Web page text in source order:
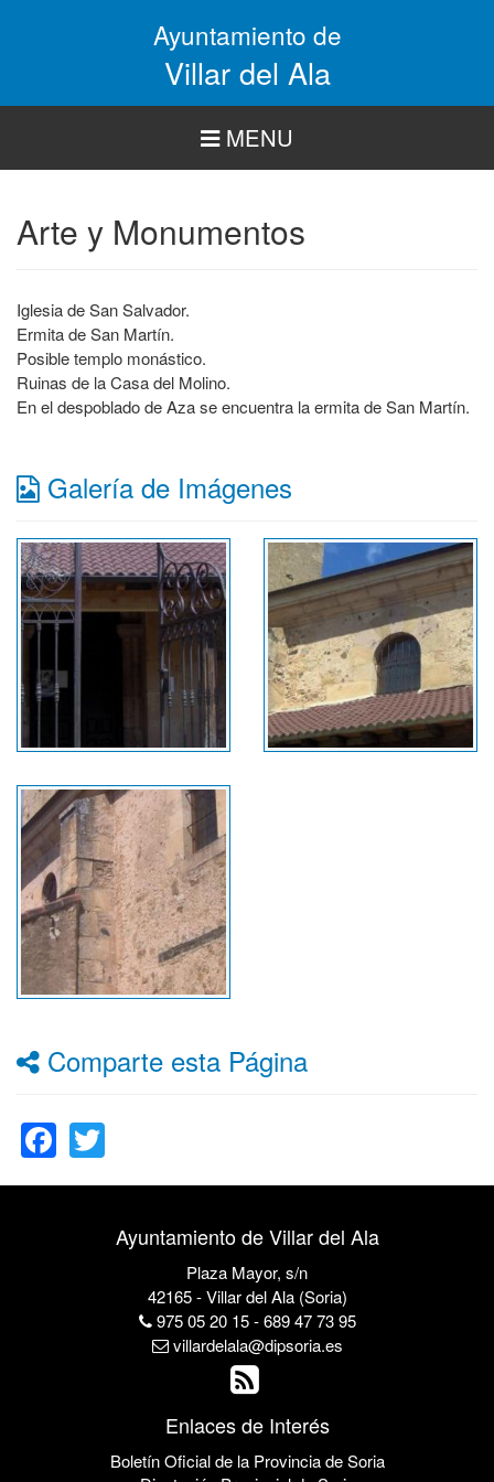
Ayuntamiento de
Villar del Ala
MENU
Arte y Monumentos
Iglesia de San Salvador.
Ermita de San Martín.
Posible templo monástico.
Ruinas de la Casa del Molino.
En el despoblado de Aza se encuentra la ermita de San Martín.
Galería de Imágenes
Comparte esta Página
Facebook
Ayuntamiento de Villar del Ala
Plaza Mayor, s/n
42165 - Villar del Ala (Soria)
975 05 20 15 - 689 47 73 95
villardelala@dipsoria.es
Enlaces de Interés
Boletín Oficial de la Provincia de Soria